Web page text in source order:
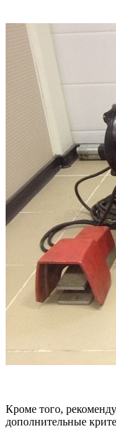
Кроме того,
дополнительные